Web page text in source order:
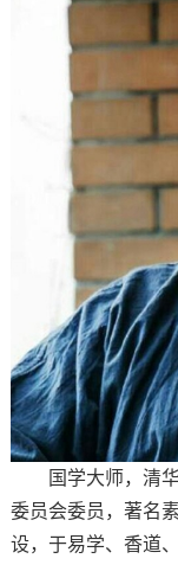
国学大师，清
委员会委员，著名
设，于易学、香道